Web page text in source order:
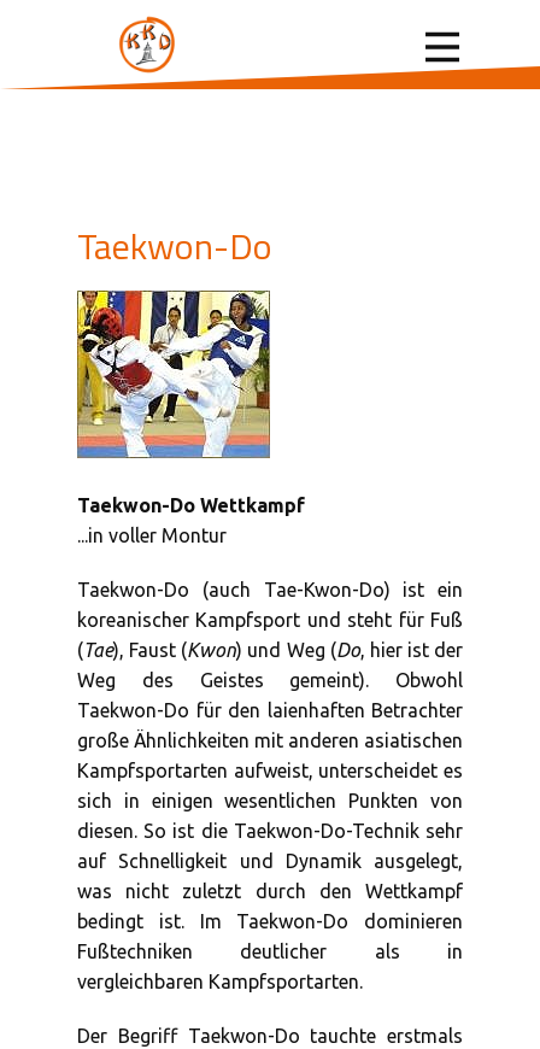
Taekwon-Do
Taekwon-Do Wettkampf
...in voller Montur
Taekwon-Do (auch Tae-Kwon-Do) ist ein
koreanischer Kampfsport und steht für Fuß
(Tae), Faust (Kwon) und Weg (Do, hier ist der
Weg des Geistes gemeint). Obwohl
Taekwon-Do für den laienhaften Betrachter
große Ähnlichkeiten mit anderen asiatischen
Kampfsportarten aufweist, unterscheidet es
sich in einigen wesentlichen Punkten von
diesen. So ist die Taekwon-Do-Technik sehr
auf Schnelligkeit und Dynamik ausgelegt,
was nicht zuletzt durch den Wettkampf
bedingt ist. Im Taekwon-Do dominieren
Fußtechniken deutlicher als in
vergleichbaren Kampfsportarten.
Der Begriff Taekwon-Do tauchte erstmals